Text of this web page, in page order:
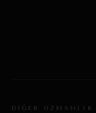
DİĞER